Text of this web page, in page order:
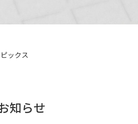
ックス
知らせ